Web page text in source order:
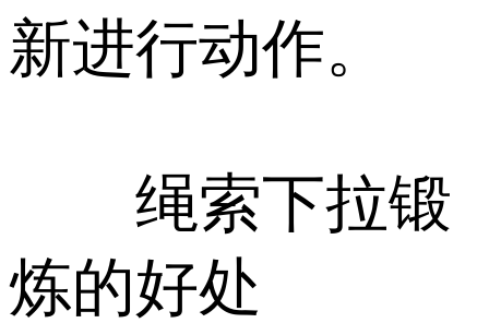
新进行动作。
绳索下拉锻
炼的好处